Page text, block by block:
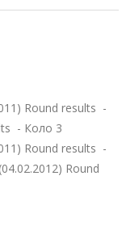
Round results -
- Коло 3
Round results -
Round